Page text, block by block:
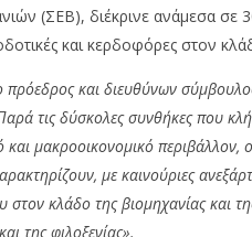
(ΣΕΒ), διέκρινε ανάμεσα σε
και κερδοφόρες στον
πρόεδρος και διευθύνων
τις δύσκολες συνθήκες που
και μακροοικονομικό περιβάλλον,
με καινούριες
κλάδο της βιομηχανίας και
της φιλοξενίας».